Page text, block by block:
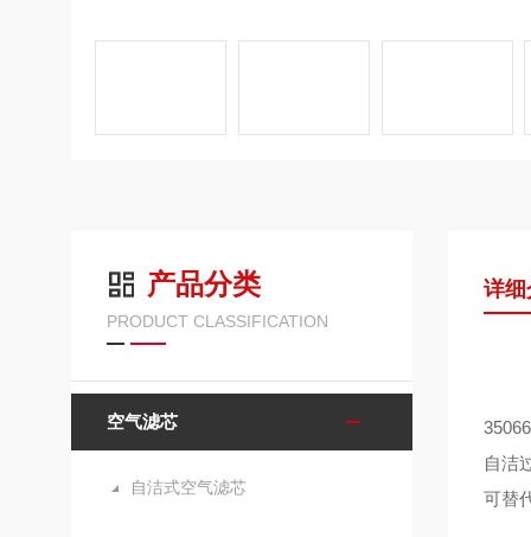
产品分类
PRODUCT CLASSIFICATION
空气滤芯
自洁式空气滤芯
详细
350
自洁
可替